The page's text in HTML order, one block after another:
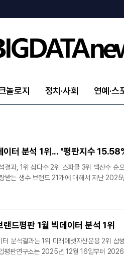
놀로지 정치·사회 연예·스
이터 분석 1위... "평판지수
과, 1위 삼다수 2위 스파클 3위 백산수 순
받는 생수 브랜드 21개에 대해서 지난 2025
개와 비교하면 16.15% 줄어들었다. 브랜드평
다. 빅데이터 분석은 소비자들이 만들어낸
드평판 1월 빅데이터 분석 1위
분석결과는 1위 미래에셋자산운용 2위 삼
평판연구소는 2025년 12월 16일부터
해 지수화했다고 밝혔다. 지난 12월 브랜드